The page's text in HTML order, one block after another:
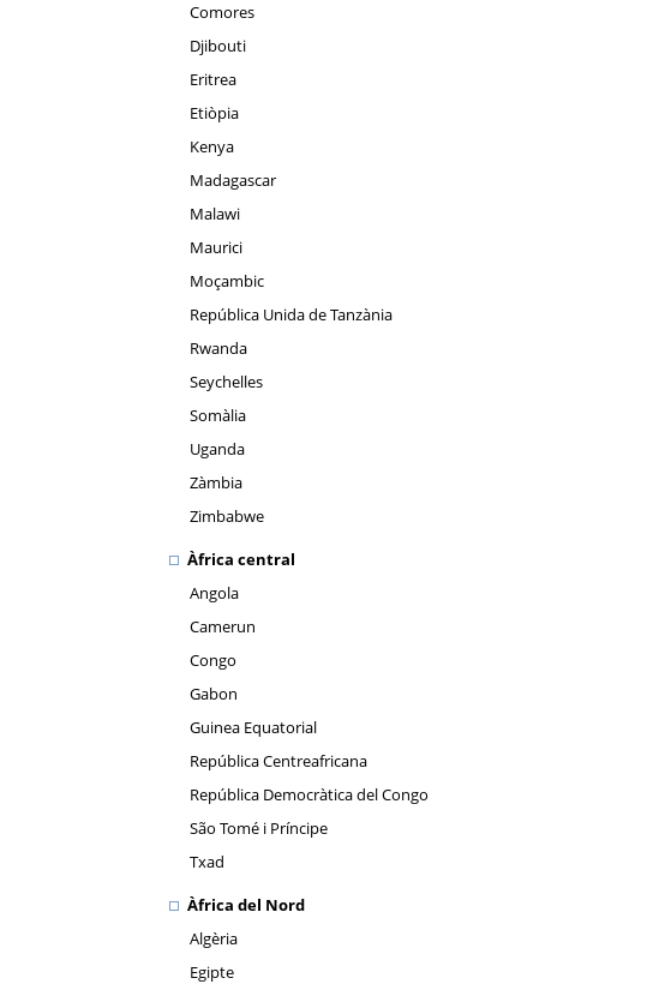
Comores
Djibouti
Eritrea
Etiòpia
Kenya
Madagascar
Malawi
Maurici
Moçambic
República Unida de Tanzània
Rwanda
Seychelles
Somàlia
Uganda
Zàmbia
Zimbabwe
Àfrica central
Angola
Camerun
Congo
Gabon
Guinea Equatorial
República Centreafricana
República Democràtica del Congo
São Tomé i Príncipe
Txad
Àfrica del Nord
Algèria
Egipte